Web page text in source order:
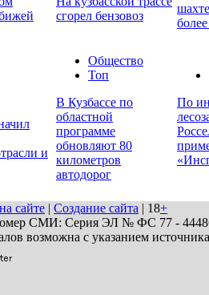
сгорел бензовоз
и
Общество
Топ
В Кузбассе по
областной
программе
обновляют 80
километров
автодорог
По
сайте | Создание сайта | 18+
СМИ: Серия ЭЛ № ФС 77 - 44486
возможна с указанием